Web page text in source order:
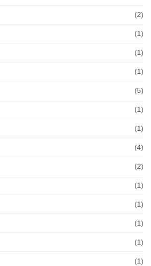
(2)
(1)
(1)
(1)
(5)
(1)
(1)
(4)
(2)
(1)
(1)
(1)
(1)
(1)